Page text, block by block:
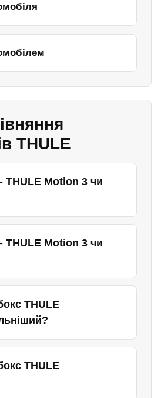
THULE
Motion 3 чи
Motion 3 чи
THULE
THULE